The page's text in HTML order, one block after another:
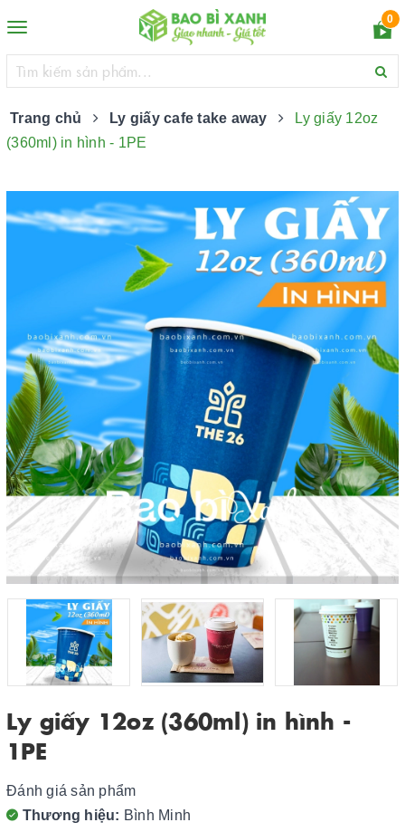
Toggle
navigation
0
Trang chủ Ly giấy cafe take away
Ly giấy 12oz
(360ml) in hình - 1PE
Ly giấy 12oz (360ml) in hình -
1PE
Đánh giá sản phẩm
Thương hiệu: Bình Minh